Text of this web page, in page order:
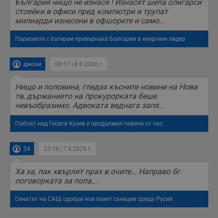
България нищо не изнася ! Изнасят шепа олигарси
стоейки в офиси пред компютри и трупат
милиарди изнесени в офшорите и само...
Парковете с батерии превърнаха България в енергиен лидер
джони 00:17 | 8.8.2026 г.
Нищо и половина, гледах късните новини на Нова
тв, държанието на прокурорката беше
невъобразимо. Адвоката веднага запя...
Побоят над Георги Кузев е продължил повече от час
24 23:16 | 7.8.2026 г.
Ха ха, пак хвърлят прах в очите... Направо бг
поговорката за попа...
Сенатът на САЩ одобри нов пакет санкции срещу Русия